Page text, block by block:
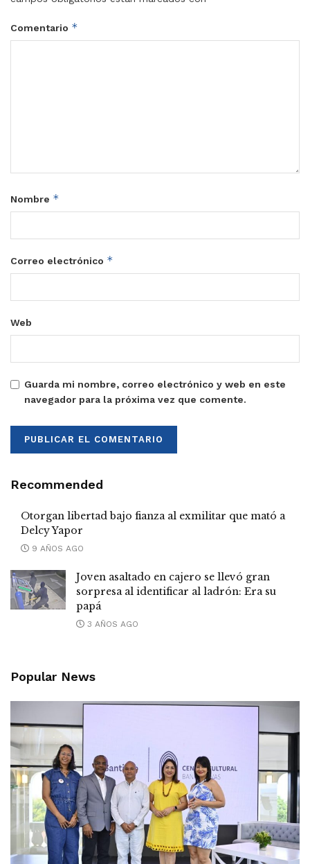
Comentario *
Nombre *
Correo electrónico *
Web
Guarda mi nombre, correo electrónico y web en este
navegador para la próxima vez que comente.
Recommended
Otorgan libertad bajo fianza al exmilitar que mató a
Delcy Yapor
9 AÑOS AGO
Joven asaltado en cajero se llevó gran
sorpresa al identificar al ladrón: Era su
papá
3 AÑOS AGO
Popular News